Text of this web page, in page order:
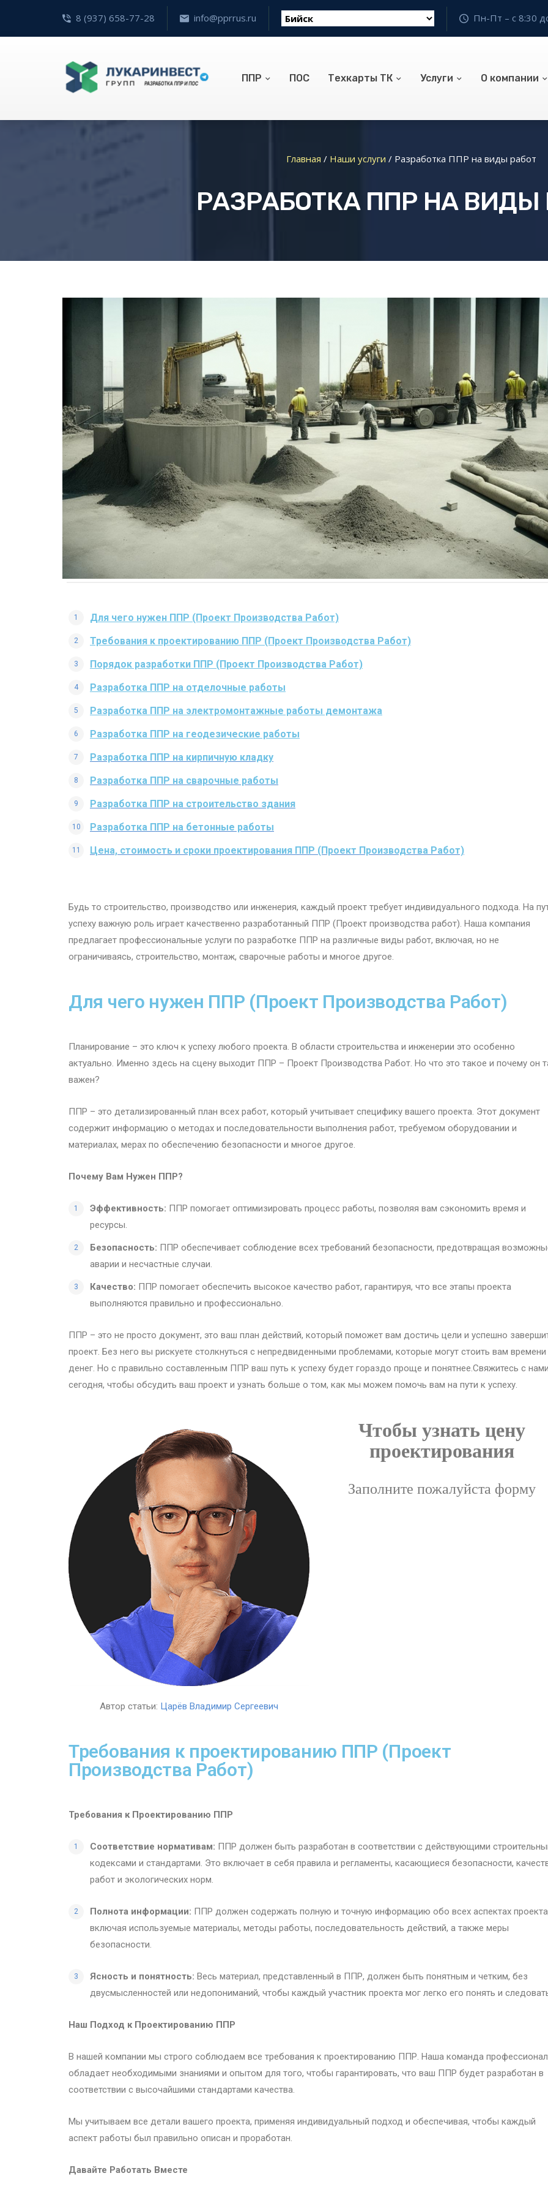
8 (937) 658-77-28 info@pprrus.ru Пн-Пт – с 8:30
ППР ПОС Техкарты ТК Услуги О компании
Главная / Наши услуги / Разработка ППР на виды работ
РАЗРАБОТКА ППР НА ВИДЫ
Для чего нужен ППР (Проект Производства Работ)
Требования к проектированию ППР (Проект Производства Работ)
Порядок разработки ППР (Проект Производства Работ)
Разработка ППР на отделочные работы
Разработка ППР на электромонтажные работы демонтажа
Разработка ППР на геодезические работы
Разработка ППР на кирпичную кладку
Разработка ППР на сварочные работы
Разработка ППР на строительство здания
Разработка ППР на бетонные работы​
Цена, стоимость и сроки проектирования ППР (Проект Производства Работ)
Будь то строительство, производство или инженерия, каждый проект требует индивидуального подхода. На
успеху важную роль играет качественно разработанный ППР (Проект производства работ). Наша компания
предлагает профессиональные услуги по разработке ППР на различные виды работ, включая, но не
ограничиваясь, строительство, монтаж, сварочные работы и многое другое.
Для чего нужен ППР (Проект Производства Работ)
Планирование – это ключ к успеху любого проекта. В области строительства и инженерии это особенно
актуально. Именно здесь на сцену выходит ППР – Проект Производства Работ. Но что это такое и почему он
важен?
ППР – это детализированный план всех работ, который учитывает специфику вашего проекта. Этот документ
содержит информацию о методах и последовательности выполнения работ, требуемом оборудовании и
материалах, мерах по обеспечению безопасности и многое другое.
Почему Вам Нужен ППР?
Эффективность: ППР помогает оптимизировать процесс работы, позволяя вам сэкономить время и
ресурсы.
Безопасность: ППР обеспечивает соблюдение всех требований безопасности, предотвращая
аварии и несчастные случаи.
Качество: ППР помогает обеспечить высокое качество работ, гарантируя, что все этапы проекта
выполняются правильно и профессионально.
ППР – это не просто документ, это ваш план действий, который поможет вам достичь цели и успешно
проект. Без него вы рискуете столкнуться с непредвиденными проблемами, которые могут стоить вам времени
денег. Но с правильно составленным ППР ваш путь к успеху будет гораздо проще и понятнее.Свяжитесь с нами
сегодня, чтобы обсудить ваш проект и узнать больше о том, как мы можем помочь вам на пути к успеху.
Автор статьи: Царёв Владимир Сергеевич
Чтобы узнать цену
проектирования
Заполните пожалуйста форму
Требования к проектированию ППР (Проект
Производства Работ)
Требования к Проектированию ППР
Соответствие нормативам: ППР должен быть разработан в соответствии с действующими
кодексами и стандартами. Это включает в себя правила и регламенты, касающиеся безопасности,
работ и экологических норм.
Полнота информации: ППР должен содержать полную и точную информацию обо всех аспектах
включая используемые материалы, методы работы, последовательность действий, а также меры
безопасности.
Ясность и понятность: Весь материал, представленный в ППР, должен быть понятным и четким, без
двусмысленностей или недопониманий, чтобы каждый участник проекта мог легко его понять и
Наш Подход к Проектированию ППР
В нашей компании мы строго соблюдаем все требования к проектированию ППР. Наша команда
обладает необходимыми знаниями и опытом для того, чтобы гарантировать, что ваш ППР будет разработан в
соответствии с высочайшими стандартами качества.
Мы учитываем все детали вашего проекта, применяя индивидуальный подход и обеспечивая, чтобы каждый
аспект работы был правильно описан и проработан.
Давайте Работать Вместе